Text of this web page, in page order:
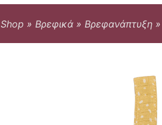
Shop » Βρεφικά » Βρεφανάπτυξη »